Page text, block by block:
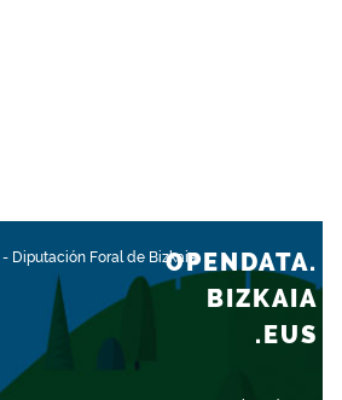
- Diputación Foral de BizkaiaOPENDATA.
BIZKAIA
.EUS